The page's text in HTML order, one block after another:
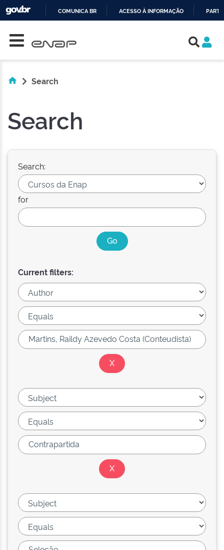
COMUNICA BR ACESSO À INFORMAÇÃO
Search
Search
Search:
for
Current filters: